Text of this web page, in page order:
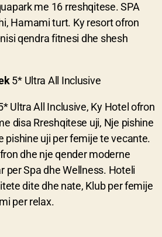
me 16 rreshqitese. SPA
Hamami turt. Ky resort ofron
qendra fitnesi dhe shesh
5* Ultra All Inclusive
Ultra All Inclusive, Ky Hotel ofron
disa Rreshqitese uji, Nje pishine
pishine uji per femije te vecante.
dhe nje qender moderne
per Spa dhe Wellness. Hoteli
dite dhe nate, Klub per femije
per relax.